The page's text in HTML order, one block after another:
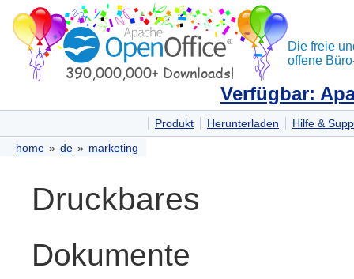
Die freie
offene
Verfügbar:
Produkt Herunterladen
Hilfe &
home » de » marketing
Druckbares
Dokumente